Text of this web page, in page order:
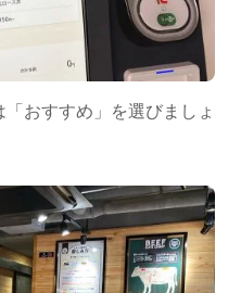
おすすめ」を選びましょ